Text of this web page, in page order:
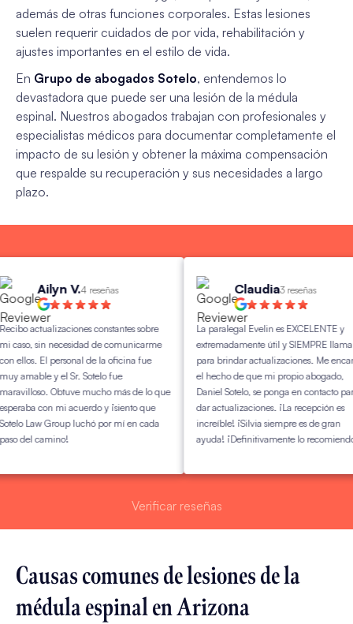
además de otras funciones corporales. Estas lesiones
suelen requerir cuidados de por vida, rehabilitación y
ajustes importantes en el estilo de vida.
En Grupo de abogados Sotelo, entendemos lo
devastadora que puede ser una lesión de la médula
espinal. Nuestros abogados trabajan con profesionales y
especialistas médicos para documentar completamente el
impacto de su lesión y obtener la máxima compensación
que respalde su recuperación y sus necesidades a largo
plazo.
Ailyn V.4 reseñas
constantes sobre
sin necesidad de comunicarme
El personal de la oficina fue
y el Sr. Sotelo fue
Obtuve mucho más de lo que
con mi acuerdo y ¡siento que
Group luchó por mí en cada
camino!
Claudia3 reseñas
La paralegal Evelin es EXCELENTE y
extremadamente útil y SIEMPRE llama
para brindar actualizaciones. Me encanta
el hecho de que mi propio abogado,
Daniel Sotelo, se ponga en contacto para
dar actualizaciones. ¡La recepción es
increíble! ¡Silvia siempre es de gran
ayuda! ¡Definitivamente lo recomiendo!
Verificar reseñas
Causas comunes de lesiones de la
médula espinal en Arizona